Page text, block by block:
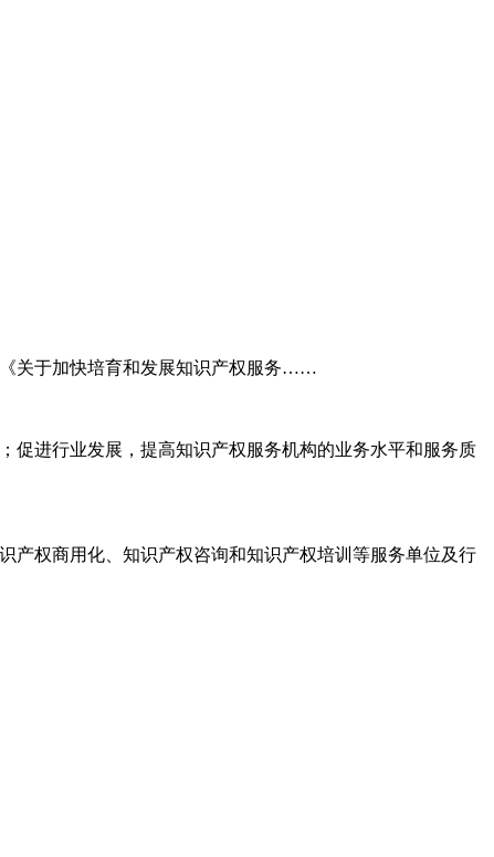
《关于加快培育和发展知识产权服务……
促进行业发展，提高知识产权服务机构的业务水平和服务质
产权商用化、知识产权咨询和知识产权培训等服务单位及行